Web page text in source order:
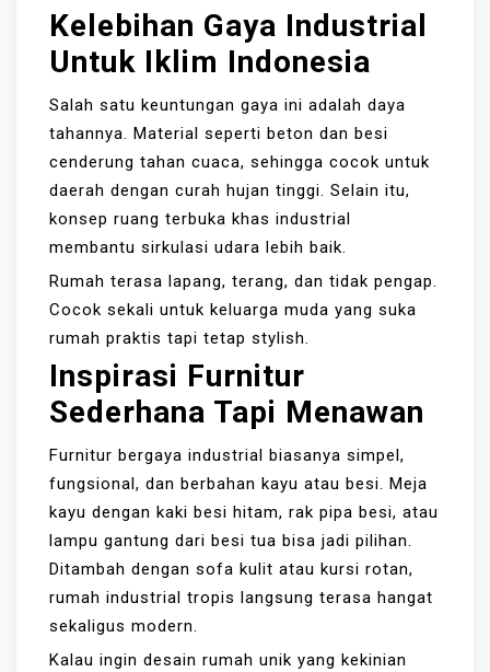
Kelebihan Gaya Industrial
Untuk Iklim Indonesia
Salah satu keuntungan gaya ini adalah daya
tahannya. Material seperti beton dan besi
cenderung tahan cuaca, sehingga cocok untuk
daerah dengan curah hujan tinggi. Selain itu,
konsep ruang terbuka khas industrial
membantu sirkulasi udara lebih baik.
Rumah terasa lapang, terang, dan tidak pengap.
Cocok sekali untuk keluarga muda yang suka
rumah praktis tapi tetap stylish.
Inspirasi Furnitur
Sederhana Tapi Menawan
Furnitur bergaya industrial biasanya simpel,
fungsional, dan berbahan kayu atau besi. Meja
kayu dengan kaki besi hitam, rak pipa besi, atau
lampu gantung dari besi tua bisa jadi pilihan.
Ditambah dengan sofa kulit atau kursi rotan,
rumah industrial tropis langsung terasa hangat
sekaligus modern.
Kalau ingin desain rumah unik yang kekinian